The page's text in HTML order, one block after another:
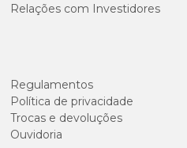
de saúde é fundamental para
Relações com Investidores
Regulamentos
Política de privacidade
Trocas e devoluções
Ouvidoria